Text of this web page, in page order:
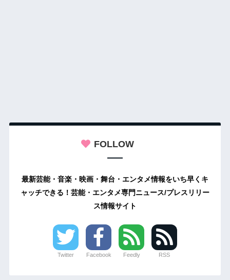
FOLLOW
最新芸能・音楽・映画・舞台・エンタメ情報をいち早くキ
ャッチできる！芸能・エンタメ専門ニュース/プレスリリー
ス情報サイト
Twitter Facebook Feedly RSS